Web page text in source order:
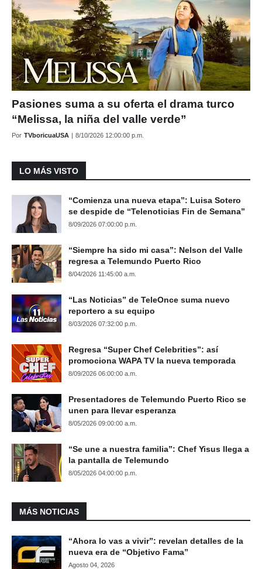
Pasiones suma a su oferta el drama turco
“Melissa, la niña del valle verde”
Por TVboricuaUSA | 8/10/2026 12:00:00 p.m.
LO MÁS VISTO
“Comienza una nueva etapa”: Luisa Sotero
se despide de “Telenoticias Fin de Semana”
8/09/2026 07:00:00 p.m.
“Siempre ha sido mi casa”: Nelson del Valle
regresa a Telemundo Puerto Rico
8/04/2026 11:45:00 a.m.
“Las Noticias” de TeleOnce suma nuevo
reportero a su equipo
8/03/2026 07:32:00 p.m.
Regresa “Super Chef Celebrities”: así
promociona WAPA TV la nueva temporada
8/09/2026 06:00:00 a.m.
Presentadores de Telemundo Puerto Rico se
unen para llevar esperanza
8/05/2026 09:00:00 a.m.
“Se une a nuestra familia”: Chef Yisus llega a
la pantalla de Telemundo
8/05/2026 04:00:00 p.m.
MÁS NOTICIAS
“Ahora lo vas a vivir”: revelan detalles de la
nueva era de “Objetivo Fama”
Agosto 04, 2026